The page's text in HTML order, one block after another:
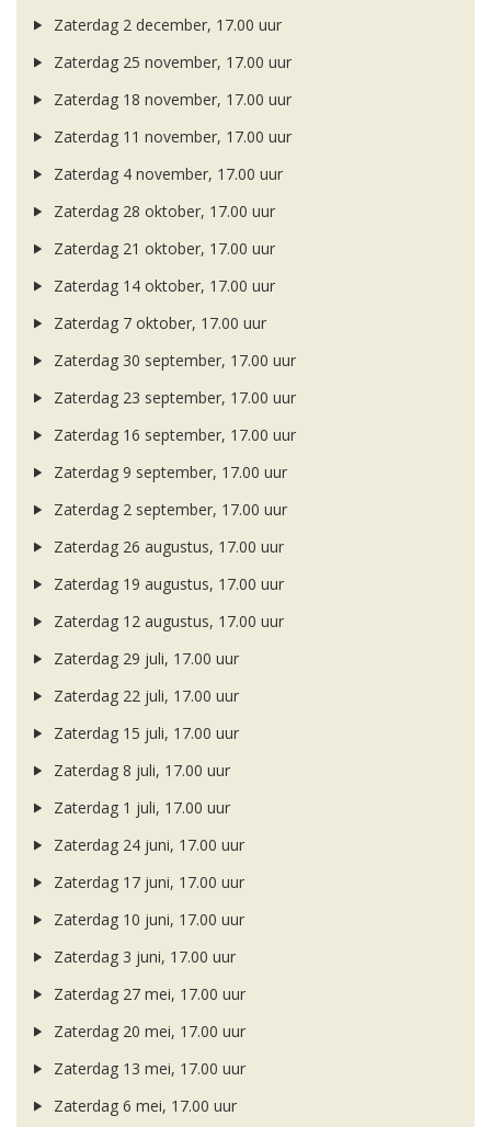
Zaterdag 2 december, 17.00 uur
Zaterdag 25 november, 17.00 uur
Zaterdag 18 november, 17.00 uur
Zaterdag 11 november, 17.00 uur
Zaterdag 4 november, 17.00 uur
Zaterdag 28 oktober, 17.00 uur
Zaterdag 21 oktober, 17.00 uur
Zaterdag 14 oktober, 17.00 uur
Zaterdag 7 oktober, 17.00 uur
Zaterdag 30 september, 17.00 uur
Zaterdag 23 september, 17.00 uur
Zaterdag 16 september, 17.00 uur
Zaterdag 9 september, 17.00 uur
Zaterdag 2 september, 17.00 uur
Zaterdag 26 augustus, 17.00 uur
Zaterdag 19 augustus, 17.00 uur
Zaterdag 12 augustus, 17.00 uur
Zaterdag 29 juli, 17.00 uur
Zaterdag 22 juli, 17.00 uur
Zaterdag 15 juli, 17.00 uur
Zaterdag 8 juli, 17.00 uur
Zaterdag 1 juli, 17.00 uur
Zaterdag 24 juni, 17.00 uur
Zaterdag 17 juni, 17.00 uur
Zaterdag 10 juni, 17.00 uur
Zaterdag 3 juni, 17.00 uur
Zaterdag 27 mei, 17.00 uur
Zaterdag 20 mei, 17.00 uur
Zaterdag 13 mei, 17.00 uur
Zaterdag 6 mei, 17.00 uur